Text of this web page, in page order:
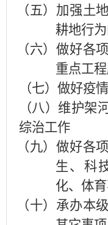
（五）加强土
耕地行
（六）做好各
重点工
（七）做好疫
（八）维护架
综治工作
（九）做好各
生、科
化、体
（十）承办本